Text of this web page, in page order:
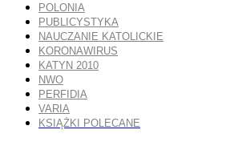
POLONIA
PUBLICYSTYKA
NAUCZANIE KATOLICKIE
KORONAWIRUS
KATYN 2010
NWO
PERFIDIA
VARIA
KSIĄŻKI POLECANE